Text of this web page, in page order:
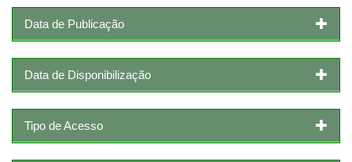
Data de Publicação
Data de Disponibilização
Tipo de Acesso